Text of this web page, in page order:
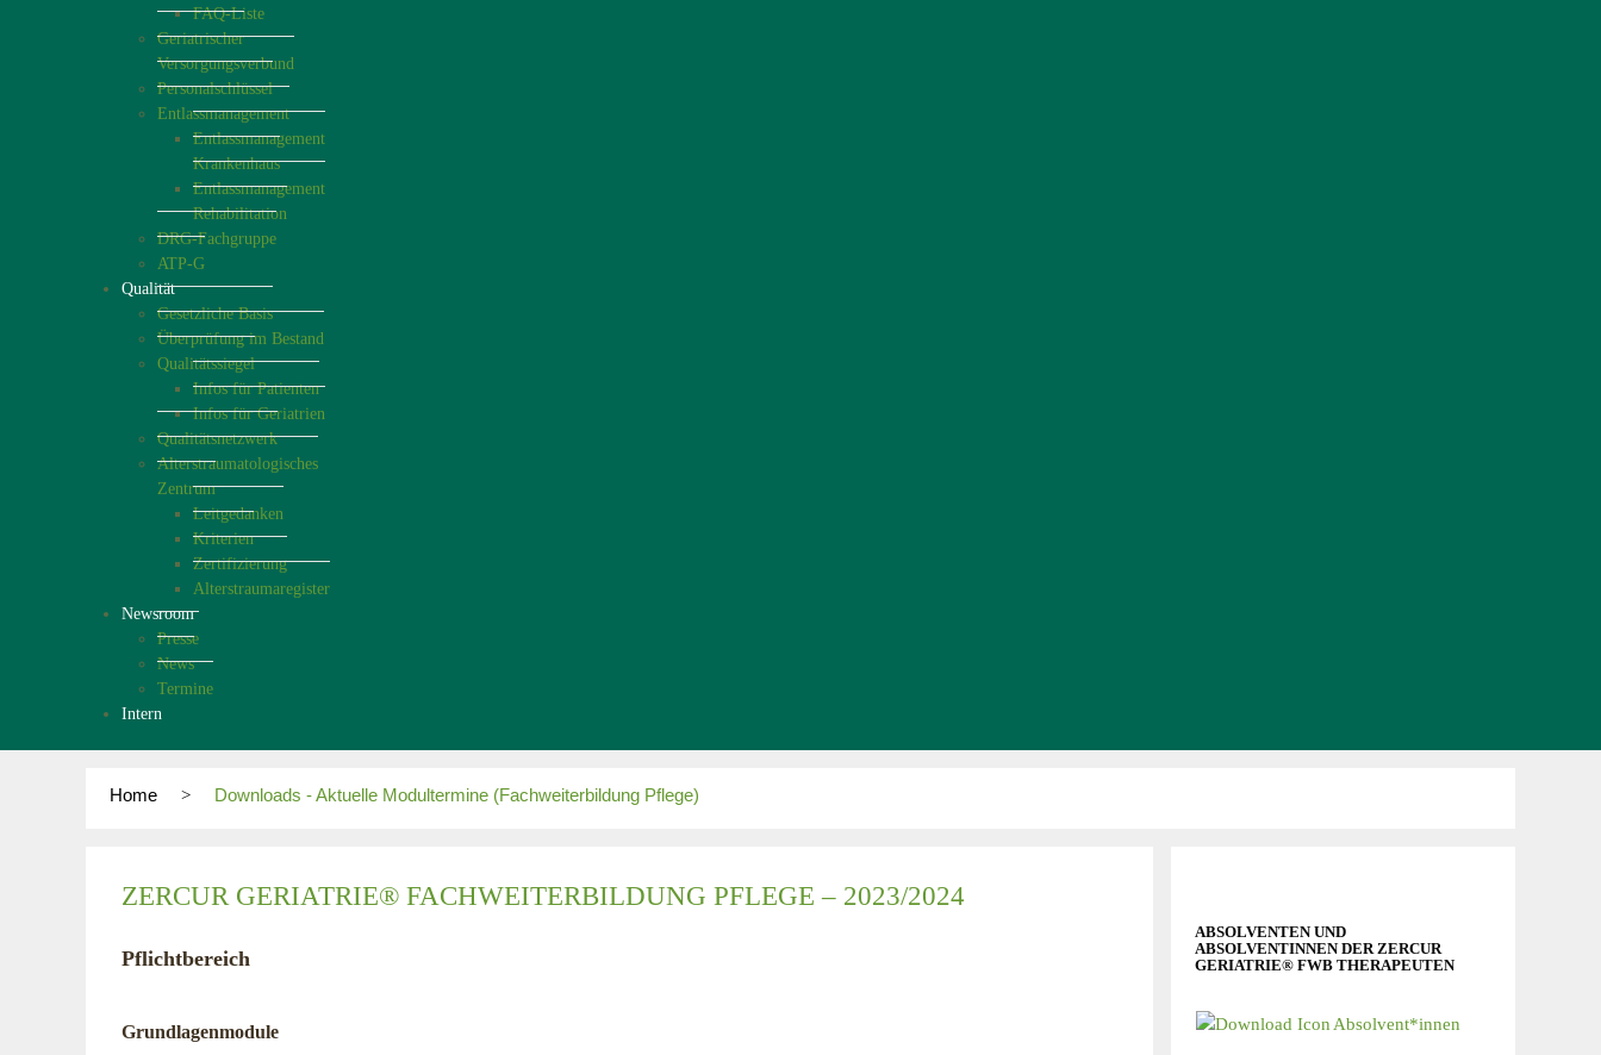
FAQ-Liste
Geriatrischer
Versorgungsverbund
Personalschlüssel
Entlassmanagement
Entlassmanagement
Krankenhaus
Entlassmanagement
Rehabilitation
DRG-Fachgruppe
ATP-G
Qualität
Gesetzliche Basis
Überprüfung im Bestand
Qualitätssiegel
Infos für Patienten
Infos für Geriatrien
Qualitätsnetzwerk
Alterstraumatologisches
Zentrum
Leitgedanken
Kriterien
Zertifizierung
Alterstraumaregister
Newsroom
Presse
News
Termine
Intern
Home Downloads - Aktuelle Modultermine (Fachweiterbildung Pflege)
ZERCUR GERIATRIE® FACHWEITERBILDUNG PFLEGE – 2023/2024
Pflichtbereich
Grundlagenmodule
ABSOLVENTEN UND
ABSOLVENTINNEN DER ZERCUR
GERIATRIE® FWB THERAPEUTEN
Absolvent*innen